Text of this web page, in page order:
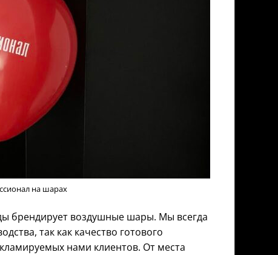
на шарах
брендирует воздушные шары. Мы всегда
так как качество готового
нами клиентов. От места